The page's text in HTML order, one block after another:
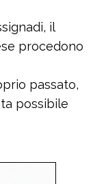
il
procedono
passato,
possibile